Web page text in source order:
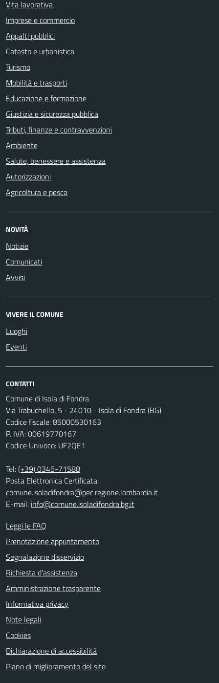
Vita lavorativa
Imprese e commercio
Appalti pubblici
Catasto e urbanistica
Turismo
Mobilità e trasporti
Educazione e formazione
Giustizia e sicurezza pubblica
Tributi, finanze e contravvenzioni
Ambiente
Salute, benessere e assistenza
Autorizzazioni
Agricoltura e pesca
NOVITÀ
Notizie
Comunicati
Avvisi
VIVERE IL COMUNE
Luoghi
Eventi
CONTATTI
Comune di Isola di Fondra
Via Trabuchello, 5 - 24010 - Isola di Fondra (BG)
Codice fiscale: 85000530163
P. IVA: 00619770167
Codice Univoco: UF2QE1
Tel:(+39) 0345-71588
Posta Elettronica Certificata:
comune.isoladifondra@pec.regione.lombardia.it
E-mail: info@comune.isoladifondra.bg.it
Leggi le FAQ
Prenotazione appuntamento
Segnalazione disservizio
Richiesta d'assistenza
Amministrazione trasparente
Informativa privacy
Note legali
Cookies
Dichiarazione di accessibilità
Piano di miglioramento del sito